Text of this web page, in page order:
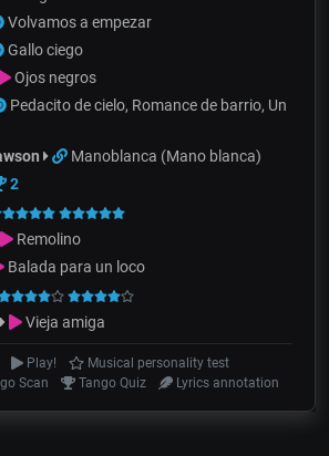
Volvamos a empezar
Gallo ciego
Ojos negros
Pedacito de cielo, Romance de barrio, Un
Manoblanca (Mano blanca)
2
Remolino
Balada para un loco
Vieja amiga
Play!
Musical personality test
Scan Tango Quiz Lyrics annotation